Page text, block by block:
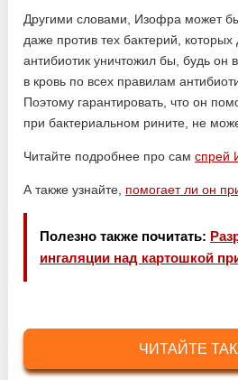
Другими словами, Изофра может
даже против тех бактерий, которых
антибиотик уничтожил бы, будь он
в кровь по всех правилам
Поэтому гарантировать, что он
при бактериальном рините, не
Читайте подробнее про самспрей
А также узнайте, помогает ли он
Полезно также почитать:
ингаляции над картошкой
ЧИТАЙТЕ